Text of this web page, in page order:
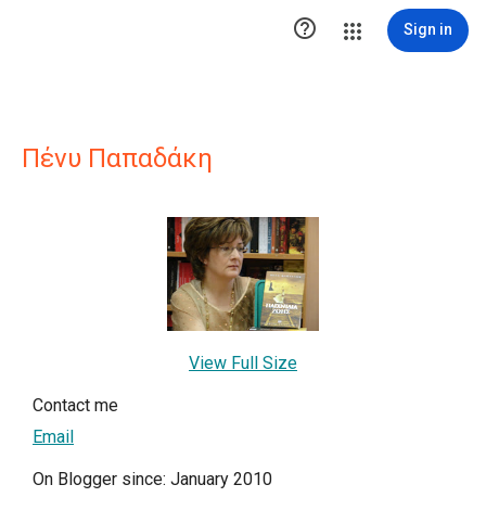
 Sign in
Πένυ Παπαδάκη
View Full Size
Contact me
Email
On Blogger since: January 2010